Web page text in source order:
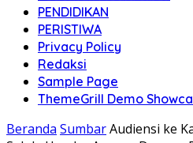
PENDIDIKAN
PERISTIWA
Privacy Policy
Redaksi
Sample Page
ThemeGrill Demo
Beranda SumbarAudiensi ke